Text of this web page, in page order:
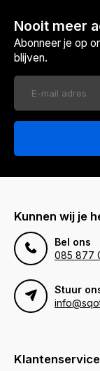
Nooit meer
Abonneer je op
blijven.
Kunnen wij je
Bel ons
085 877
Stuur
Klantenservice